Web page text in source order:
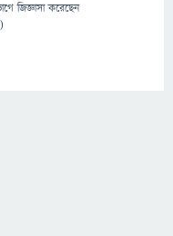
জিজ্ঞাসাকরেছেন